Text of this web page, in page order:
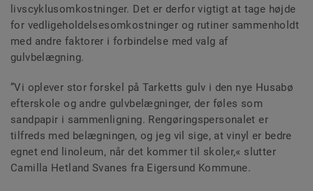
livscyklusomkostninger. Det er derfor vigtigt at tage højde
for vedligeholdelsesomkostninger og rutiner sammenholdt
med andre faktorer i forbindelse med valg af
gulvbelægning.
”Vi oplever stor forskel på Tarketts gulv i den nye Husabø
efterskole og andre gulvbelægninger, der føles som
sandpapir i sammenligning. Rengøringspersonalet er
tilfreds med belægningen, og jeg vil sige, at vinyl er bedre
egnet end linoleum, når det kommer til skoler,« slutter
Camilla Hetland Svanes fra Eigersund Kommune.